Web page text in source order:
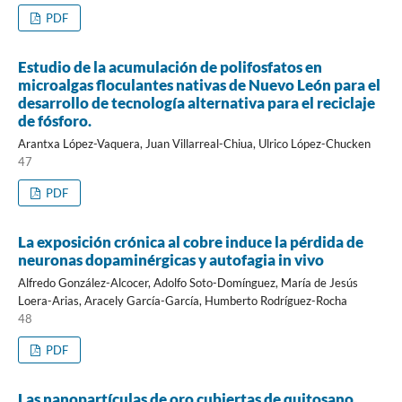
PDF
Estudio de la acumulación de polifosfatos en
microalgas floculantes nativas de Nuevo León para el
desarrollo de tecnología alternativa para el reciclaje
de fósforo.
Arantxa López-Vaquera, Juan Villarreal-Chiua, Ulrico López-Chucken
47
PDF
La exposición crónica al cobre induce la pérdida de
neuronas dopaminérgicas y autofagia in vivo
Alfredo González-Alcocer, Adolfo Soto-Domínguez, María de Jesús
Loera-Arias, Aracely García-García, Humberto Rodríguez-Rocha
48
PDF